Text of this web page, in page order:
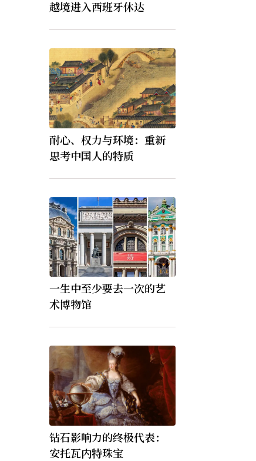
越境进入西班牙休达
耐心、权力与环境：重新
思考中国人的特质
一生中至少要去一次的艺
术博物馆
钻石影响力的终极代表：
安托瓦内特珠宝